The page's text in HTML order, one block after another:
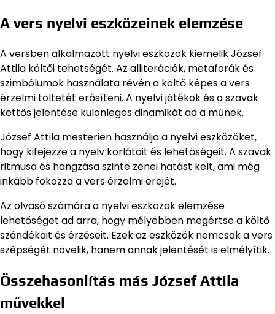
A vers nyelvi eszközeinek elemzése
A versben alkalmazott nyelvi eszközök kiemelik József
Attila költői tehetségét. Az alliterációk, metaforák és
szimbólumok használata révén a költő képes a vers
érzelmi töltetét erősíteni. A nyelvi játékok és a szavak
kettős jelentése különleges dinamikát ad a műnek.
József Attila mesterien használja a nyelvi eszközöket,
hogy kifejezze a nyelv korlátait és lehetőségeit. A szavak
ritmusa és hangzása szinte zenei hatást kelt, ami még
inkább fokozza a vers érzelmi erejét.
Az olvasó számára a nyelvi eszközök elemzése
lehetőséget ad arra, hogy mélyebben megértse a költő
szándékait és érzéseit. Ezek az eszközök nemcsak a vers
szépségét növelik, hanem annak jelentését is elmélyítik.
Összehasonlítás más József Attila
művekkel